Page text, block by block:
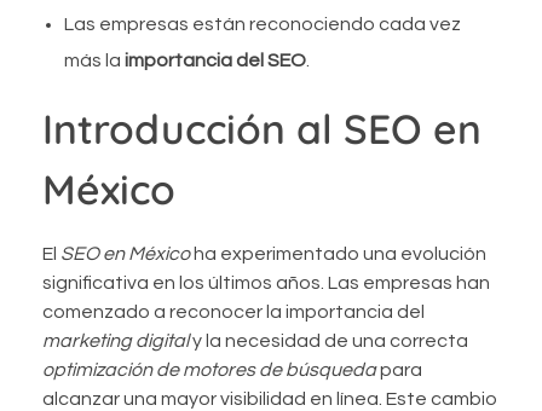
Las empresas están reconociendo cada vez
más la importancia del SEO.
Introducción al SEO en
México
El SEO en Méxicoha experimentado una evolución
significativa en los últimos años. Las empresas han
comenzado a reconocer la importancia del
marketing digitaly la necesidad de una correcta
optimización de motores de búsquedapara
alcanzar una mayor visibilidad en línea. Este cambio